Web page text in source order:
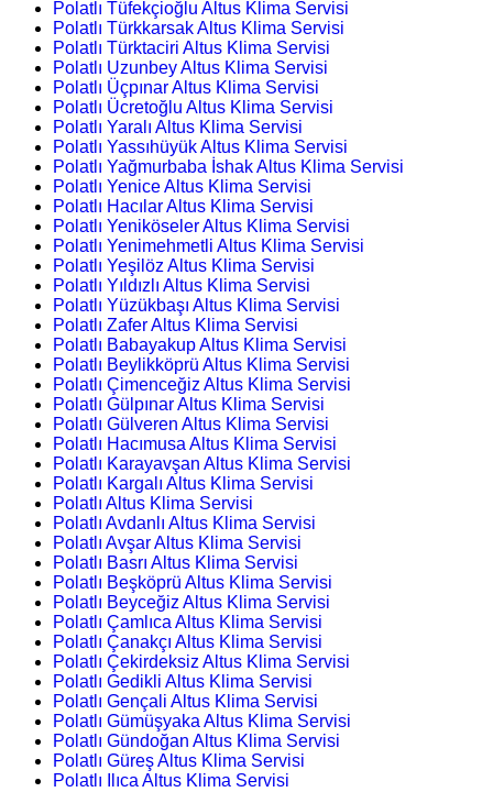
Polatlı Tüfekçioğlu Altus Klima Servisi
Polatlı Türkkarsak Altus Klima Servisi
Polatlı Türktaciri Altus Klima Servisi
Polatlı Uzunbey Altus Klima Servisi
Polatlı Üçpınar Altus Klima Servisi
Polatlı Ücretoğlu Altus Klima Servisi
Polatlı Yaralı Altus Klima Servisi
Polatlı Yassıhüyük Altus Klima Servisi
Polatlı Yağmurbaba İshak Altus Klima Servisi
Polatlı Yenice Altus Klima Servisi
Polatlı Hacılar Altus Klima Servisi
Polatlı Yeniköseler Altus Klima Servisi
Polatlı Yenimehmetli Altus Klima Servisi
Polatlı Yeşilöz Altus Klima Servisi
Polatlı Yıldızlı Altus Klima Servisi
Polatlı Yüzükbaşı Altus Klima Servisi
Polatlı Zafer Altus Klima Servisi
Polatlı Babayakup Altus Klima Servisi
Polatlı Beylikköprü Altus Klima Servisi
Polatlı Çimenceğiz Altus Klima Servisi
Polatlı Gülpınar Altus Klima Servisi
Polatlı Gülveren Altus Klima Servisi
Polatlı Hacımusa Altus Klima Servisi
Polatlı Karayavşan Altus Klima Servisi
Polatlı Kargalı Altus Klima Servisi
Polatlı Altus Klima Servisi
Polatlı Avdanlı Altus Klima Servisi
Polatlı Avşar Altus Klima Servisi
Polatlı Basrı Altus Klima Servisi
Polatlı Beşköprü Altus Klima Servisi
Polatlı Beyceğiz Altus Klima Servisi
Polatlı Çamlıca Altus Klima Servisi
Polatlı Çanakçı Altus Klima Servisi
Polatlı Çekirdeksiz Altus Klima Servisi
Polatlı Gedikli Altus Klima Servisi
Polatlı Gençali Altus Klima Servisi
Polatlı Gümüşyaka Altus Klima Servisi
Polatlı Gündoğan Altus Klima Servisi
Polatlı Güreş Altus Klima Servisi
Polatlı Ilıca Altus Klima Servisi